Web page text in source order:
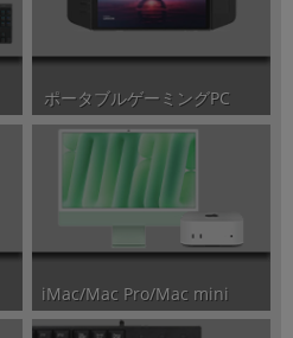
ポータブルゲーミングPC
iMac/Mac Pro/Mac mini